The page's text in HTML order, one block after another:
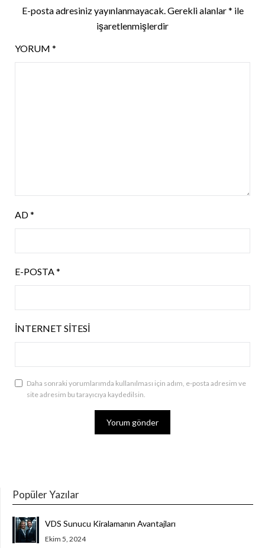
E-posta adresiniz yayınlanmayacak.Gerekli alanlar* ile
işaretlenmişlerdir
YORUM *
AD*
E-POSTA*
İNTERNET SITESI
Daha sonraki yorumlarımda kullanılması için adım, e-posta adresim ve
site adresim bu tarayıcıya kaydedilsin.
Popüler Yazılar
VDS Sunucu Kiralamanın Avantajları
Ekim 5, 2024